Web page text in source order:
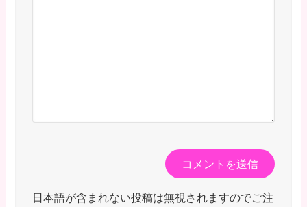
日本語が含まれない投稿は無視されますのでご注